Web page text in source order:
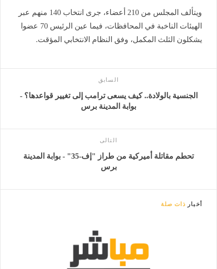
ويتألف المجلس من 210 أعضاء، جرى انتخاب 140 منهم عبر
الهيئات الناخبة في المحافظات، فيما عين الرئيس 70 عضوا
يشكلون الثلث المكمل، وفق النظام الانتخابي المؤقت.
السابق
الجنسية بالولادة.. كيف يسعى ترامب إلى تغيير قواعدها؟ -
بوابة المدينة برس
التالى
تحطم مقاتلة أميركية من طراز "إف-35" - بوابة المدينة
برس
أخبار ذات صلة